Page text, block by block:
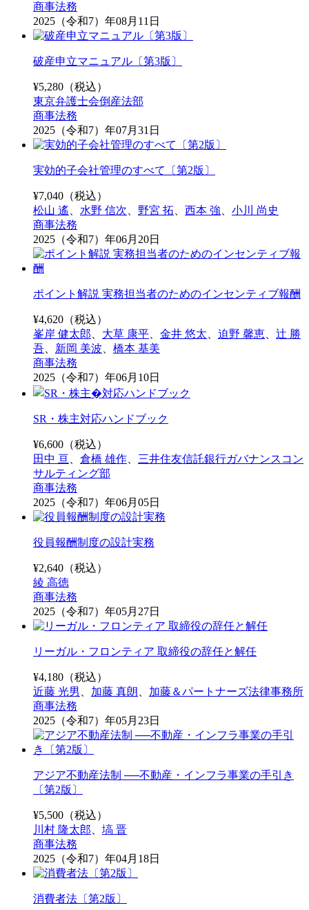
商事法務
2025（令和7）年08月11日
破産申立マニュアル〔第3版〕
¥5,280 （税込）
東京弁護士会倒産法部
商事法務
2025（令和7）年07月31日
実効的子会社管理のすべて〔第2版〕
¥7,040 （税込）
松山 遙
水野 信次 野宮 拓 西本 強
小川 尚史
商事法務
2025（令和7）年06月20日
ポイント解説 実務担当者のためのインセンティブ報酬
¥4,620 （税込）
峯岸 健太郎
大草 康平 金井 悠太 迫野 馨恵
辻 勝
吾
新岡 美波
橋本 基美
商事法務
2025（令和7）年06月10日
SR・株主対応ハンドブック
¥6,600 （税込）
田中 亘
倉橋 雄作
三井住友信託銀行ガバナンスコン
サルティング部
商事法務
2025（令和7）年06月05日
役員報酬制度の設計実務
¥2,640 （税込）
綾 高徳
商事法務
2025（令和7）年05月27日
リーガル・フロンティア 取締役の辞任と解任
¥4,180 （税込）
近藤 光男
加藤 真朗
加藤＆パートナーズ法律事務所
商事法務
2025（令和7）年05月23日
アジア不動産法制 ──不動産・インフラ事業の手引き
〔第2版〕
¥5,500 （税込）
川村 隆太郎
塙 晋
商事法務
2025（令和7）年04月18日
消費者法〔第2版〕